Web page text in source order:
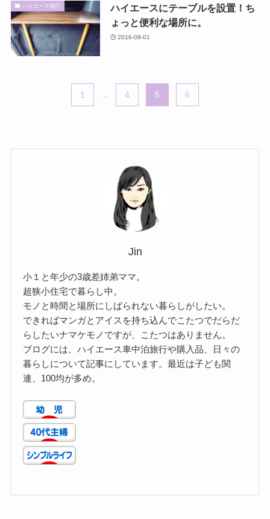
ハイエース旅行
ハイエースにテーブルを設置！ち
ょっと便利な場所に。
2016-09-01
1 4 5 6
Jin
小１と年少の3歳差姉弟ママ。
超狭小住宅で暮らし中。
モノと時間と場所にしばられない暮らしがしたい。
できればマンガとアイスを持ち込んでこたつでだらだ
らしたいナマケモノですが、こたつはありません。
ブログには、ハイエース車中泊旅行や購入品、日々の
暮らしについて記事にしています。最近は子ども関
連、100均が多め。